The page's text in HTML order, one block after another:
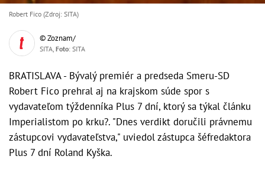
Robert Fico (Zdroj: SITA)
© Zoznam/
SITA, Foto: SITA
BRATISLAVA - Bývalý premiér a predseda Smeru-SD
Robert Fico prehral aj na krajskom súde spor s
vydavateľom týždenníka Plus 7 dní, ktorý sa týkal článku
Imperialistom po krku?. "Dnes verdikt doručili právnemu
zástupcovi vydavateľstva," uviedol zástupca šéfredaktora
Plus 7 dní Roland Kyška.